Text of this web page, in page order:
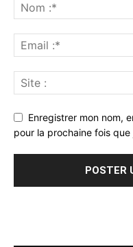
Enregistrer mon nom,
pour la prochaine fois